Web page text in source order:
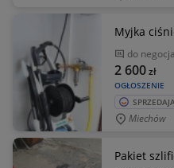
Myjka
do
OGŁOSZENIE
2 600zł
Miechów
Pakiet